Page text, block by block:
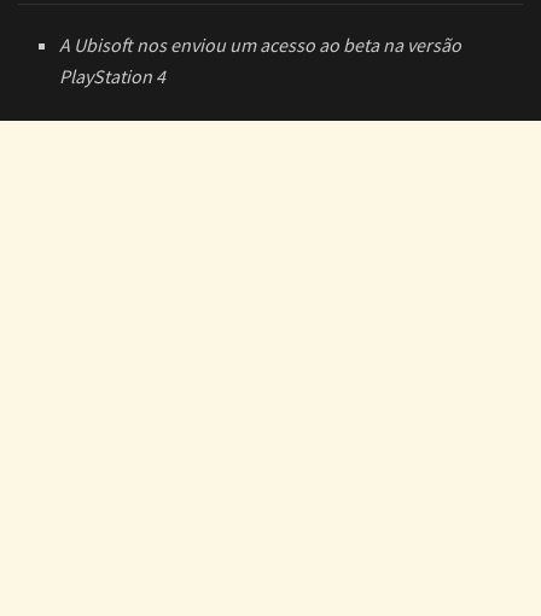
A Ubisoft nos enviou um acesso ao beta na versão
PlayStation 4